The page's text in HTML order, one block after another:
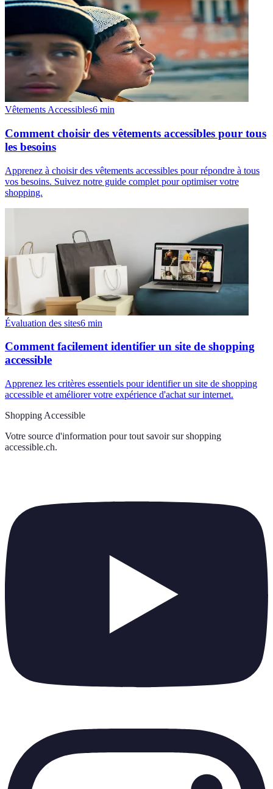
Vêtements Accessibles6 min
Comment choisir des vêtements accessibles pour tous
les besoins
Apprenez à choisir des vêtements accessibles pour répondre à tous
vos besoins. Suivez notre guide complet pour optimiser votre
shopping.
Évaluation des sites6 min
Comment facilement identifier un site de shopping
accessible
Apprenez les critères essentiels pour identifier un site de shopping
accessible et améliorer votre expérience d'achat sur internet.
Shopping Accessible
Votre source d'information pour tout savoir sur shopping
accessible.ch.